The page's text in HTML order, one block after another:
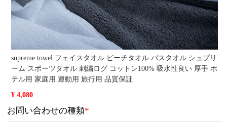
supreme towel フェイスタオル ビーチタオル バスタオル シュプリ
ーム スポーツタオル 刺繍ログ コットン100% 吸水性良い 厚手 ホ
テル用 家庭用 運動用 旅行用 品質保証
¥ 4,080
お問い合わせの種類*